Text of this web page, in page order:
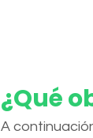
¿Qué
A